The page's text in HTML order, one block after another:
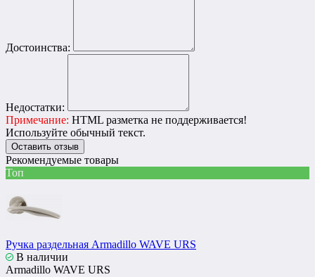
Достоинства:
Недостатки:
Примечание: HTML разметка не поддерживается!
Используйте обычный текст.
Оставить отзыв
Рекомендуемые товары
Топ
Ручка раздельная Armadillo WAVE URS
В наличии
Armadillo WAVE URS